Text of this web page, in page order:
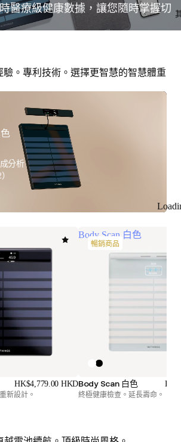
醫療級健康數據，讓您隨時掌握切
驗。專利技術。選擇更智慧的智慧體重
分析
HK$4,779.00 HKD
新設計。
Body Scan 白色
暢銷商品
Body Scan 白色
終極健康檢查。延長壽命。